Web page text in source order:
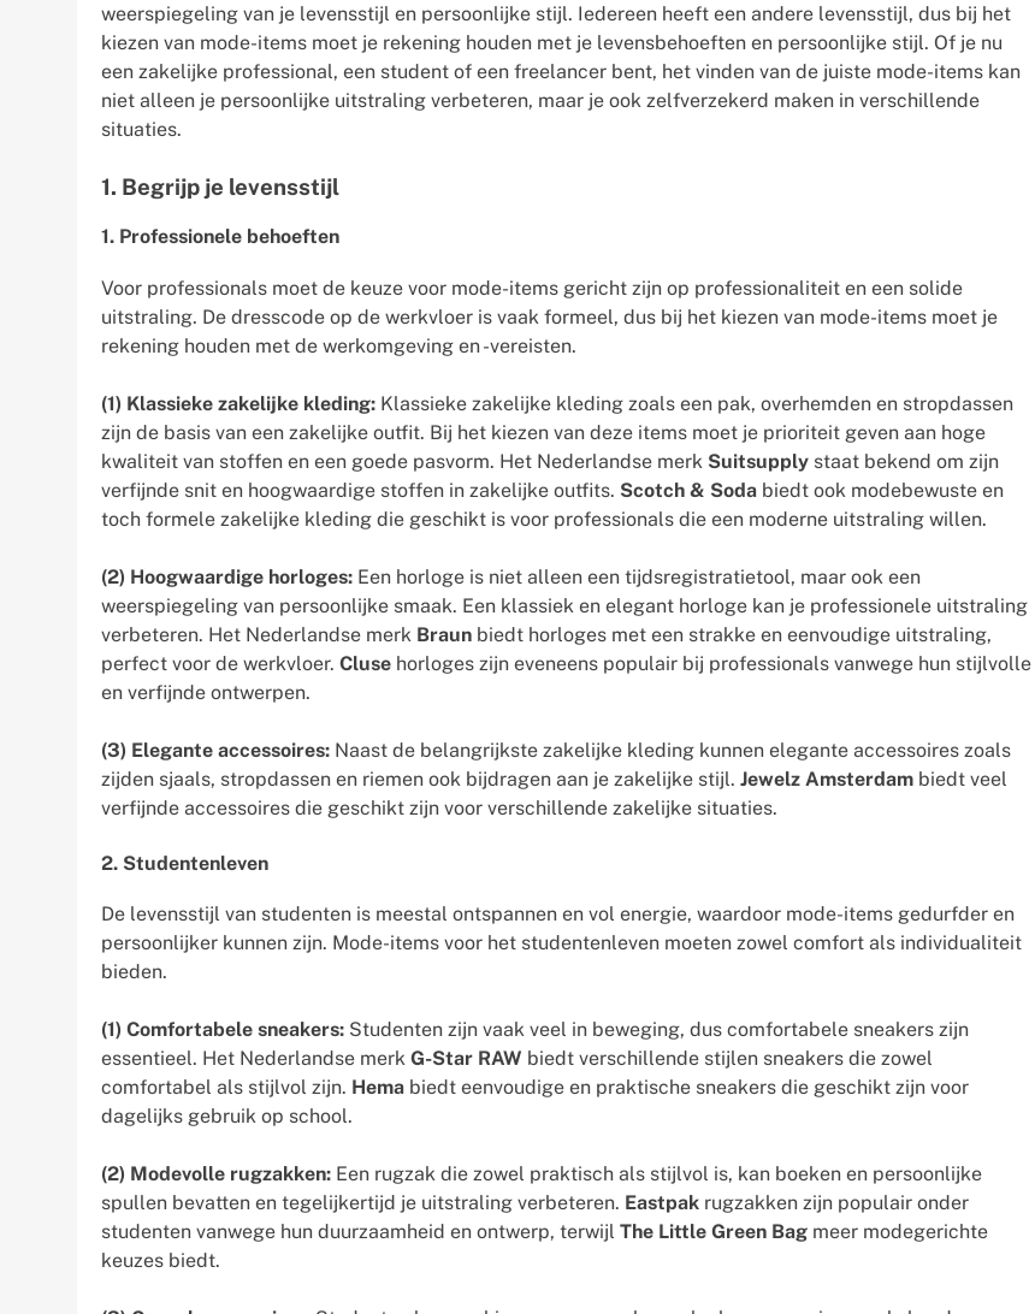
weerspiegeling van je levensstijl en persoonlijke stijl. Iedereen heeft een andere levensstijl, dus bij het
kiezen van mode-items moet je rekening houden met je levensbehoeften en persoonlijke stijl. Of je nu
een zakelijke professional, een student of een freelancer bent, het vinden van de juiste mode-items kan
niet alleen je persoonlijke uitstraling verbeteren, maar je ook zelfverzekerd maken in verschillende
situaties.
1. Begrijp je levensstijl
1. Professionele behoeften
Voor professionals moet de keuze voor mode-items gericht zijn op professionaliteit en een solide
uitstraling. De dresscode op de werkvloer is vaak formeel, dus bij het kiezen van mode-items moet je
rekening houden met de werkomgeving en -vereisten.
(1) Klassieke zakelijke kleding: Klassieke zakelijke kleding zoals een pak, overhemden en stropdassen
zijn de basis van een zakelijke outfit. Bij het kiezen van deze items moet je prioriteit geven aan hoge
kwaliteit van stoffen en een goede pasvorm. Het Nederlandse merk Suitsupply staat bekend om zijn
verfijnde snit en hoogwaardige stoffen in zakelijke outfits. Scotch & Soda biedt ook modebewuste en
toch formele zakelijke kleding die geschikt is voor professionals die een moderne uitstraling willen.
(2) Hoogwaardige horloges: Een horloge is niet alleen een tijdsregistratietool, maar ook een
weerspiegeling van persoonlijke smaak. Een klassiek en elegant horloge kan je professionele uitstraling
verbeteren. Het Nederlandse merk Braun biedt horloges met een strakke en eenvoudige uitstraling,
perfect voor de werkvloer. Cluse horloges zijn eveneens populair bij professionals vanwege hun stijlvolle
en verfijnde ontwerpen.
(3) Elegante accessoires: Naast de belangrijkste zakelijke kleding kunnen elegante accessoires zoals
zijden sjaals, stropdassen en riemen ook bijdragen aan je zakelijke stijl. Jewelz Amsterdam biedt veel
verfijnde accessoires die geschikt zijn voor verschillende zakelijke situaties.
2. Studentenleven
De levensstijl van studenten is meestal ontspannen en vol energie, waardoor mode-items gedurfder en
persoonlijker kunnen zijn. Mode-items voor het studentenleven moeten zowel comfort als individualiteit
bieden.
(1) Comfortabele sneakers: Studenten zijn vaak veel in beweging, dus comfortabele sneakers zijn
essentieel. Het Nederlandse merk G-Star RAW biedt verschillende stijlen sneakers die zowel
comfortabel als stijlvol zijn. Hema biedt eenvoudige en praktische sneakers die geschikt zijn voor
dagelijks gebruik op school.
(2) Modevolle rugzakken: Een rugzak die zowel praktisch als stijlvol is, kan boeken en persoonlijke
spullen bevatten en tegelijkertijd je uitstraling verbeteren. Eastpak rugzakken zijn populair onder
studenten vanwege hun duurzaamheid en ontwerp, terwijl The Little Green Bag meer modegerichte
keuzes biedt.